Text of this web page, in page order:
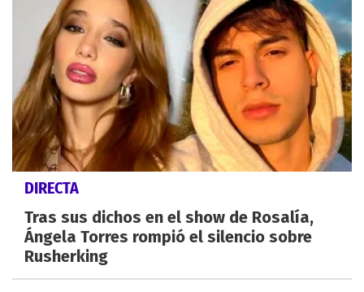
DIRECTA
Tras sus dichos en el show de Rosalía,
Ángela Torres rompió el silencio sobre
Rusherking